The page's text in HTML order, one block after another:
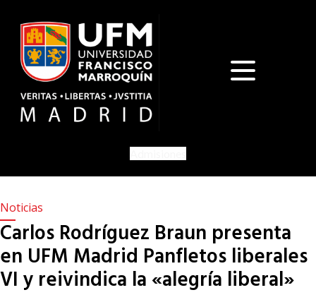
Noticias
Carlos Rodríguez Braun presenta
en UFM Madrid Panfletos liberales
VI y reivindica la «alegría liberal»